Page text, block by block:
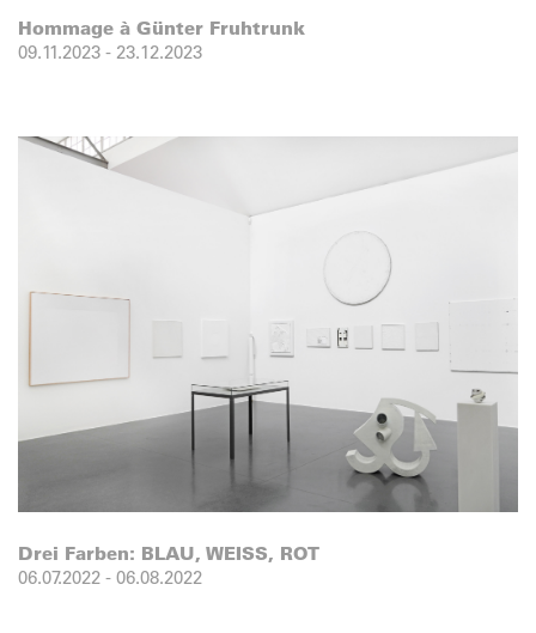
Hommage à Günter Fruhtrunk
09.11.2023 - 23.12.2023
Drei Farben: BLAU, WEISS, ROT
06.07.2022 - 06.08.2022